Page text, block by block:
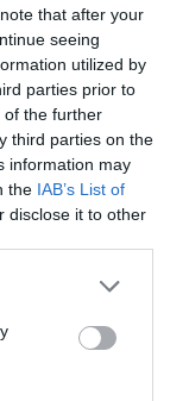
that after your
seeing
utilized by
parties prior to
of the further
third parties on the
information may
the IAB’s List of
disclose it to other
or more Google
You may click to
party tags to
in below Google
a korai
a 2024-es
„Score for 24 a
vendégeket,
körutazási
a Thrillist álltal
még bőven
a 2025-ös